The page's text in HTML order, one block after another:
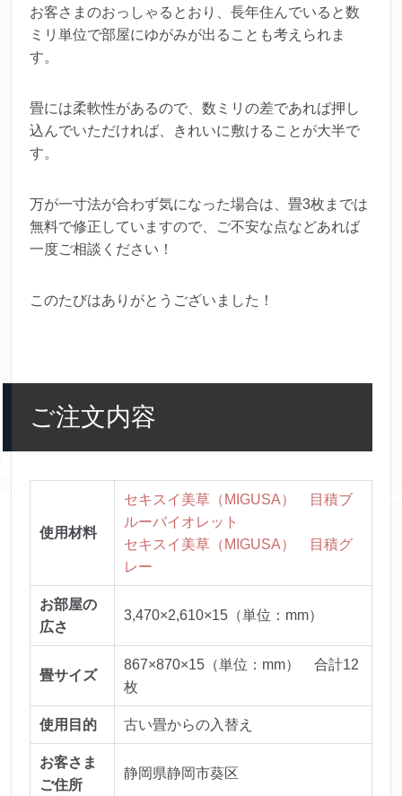
お客さまのおっしゃるとおり、長年住んでいると数
ミリ単位で部屋にゆがみが出ることも考えられま
す。
畳には柔軟性があるので、数ミリの差であれば押し
込んでいただければ、きれいに敷けることが大半で
す。
万が一寸法が合わず気になった場合は、畳3枚までは
無料で修正していますので、ご不安な点などあれば
一度ご相談ください！
このたびはありがとうございました！
ご注文内容
使用材料
セキスイ美草（MIGUSA） 目積ブ
ルーバイオレット
セキスイ美草（MIGUSA） 目積グ
レー
お部屋の
広さ
3,470×2,610×15（単位：mm）
畳サイズ
867×870×15（単位：mm） 合計12
枚
使用目的 古い畳からの入替え
お客さま
ご住所
静岡県静岡市葵区